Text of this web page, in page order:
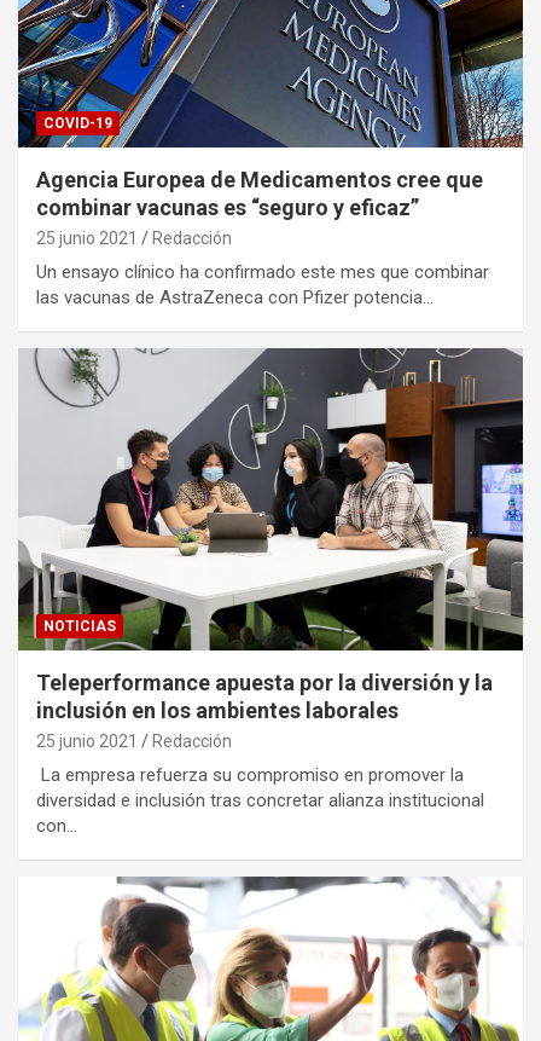
COVID-19
Agencia Europea de Medicamentos cree que
combinar vacunas es “seguro y eficaz”
25 junio 2021 Redacción
Un ensayo clínico ha confirmado este mes que combinar
las vacunas de AstraZeneca con Pfizer potencia…
NOTICIAS
Teleperformance apuesta por la diversión y la
inclusión en los ambientes laborales
25 junio 2021 Redacción
La empresa refuerza su compromiso en promover la
diversidad e inclusión tras concretar alianza institucional
con…